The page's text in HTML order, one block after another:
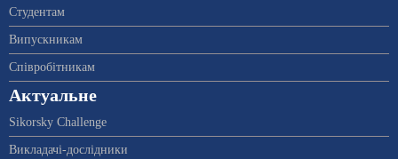
Студентам
Випускникам
Співробітникам
Актуальне
Sikorsky Challenge
Викладачі-дослідники